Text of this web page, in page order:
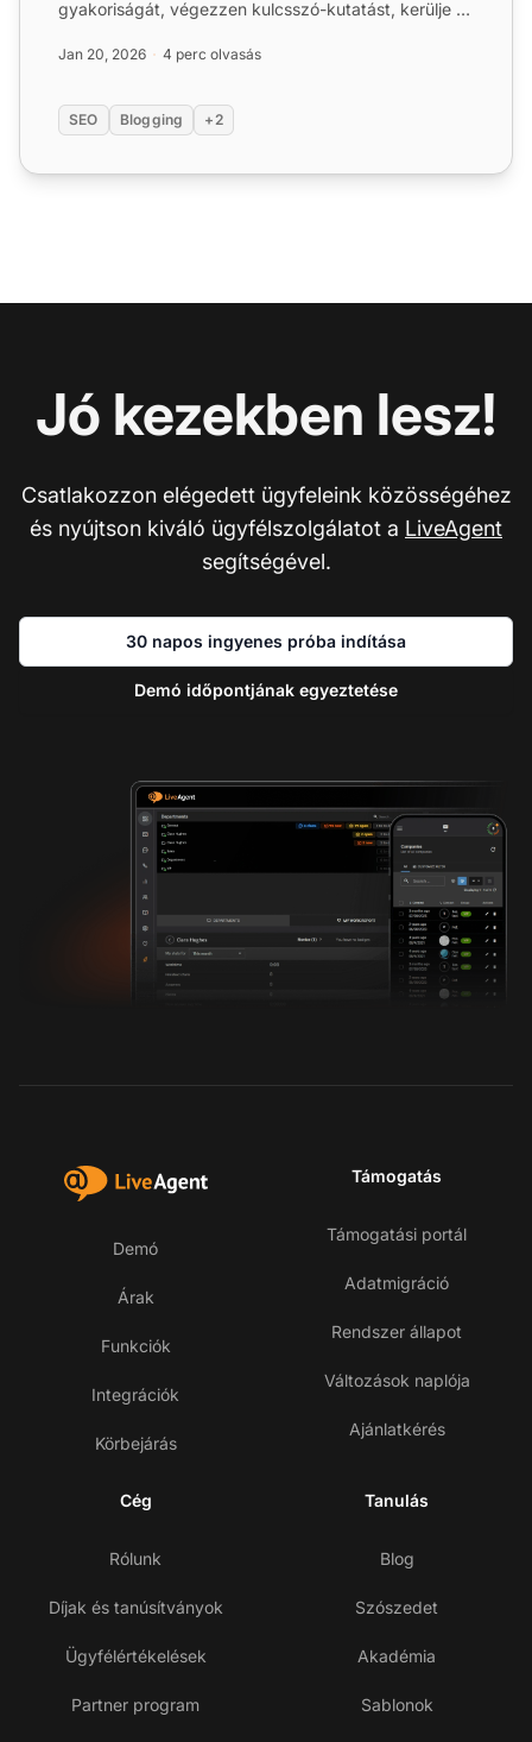
gyakoriságát, végezzen kulcsszó-kutatást, kerülje el
Jan 20, 2026 4 perc olvasás
SEO Blogging +2
Jó kezekben lesz!
Csatlakozzon elégedett ügyfeleink közösségéhez
és nyújtson kiváló ügyfélszolgálatot a LiveAgent
segítségével.
30 napos ingyenes próba indítása
Demó időpontjának egyeztetése
Demó
Árak
Funkciók
Integrációk
Körbejárás
Támogatás
Támogatási portál
Adatmigráció
Rendszer állapot
Változások naplója
Ajánlatkérés
Cég
Rólunk
Díjak és tanúsítványok
Ügyfélértékelések
Partner program
Tanulás
Blog
Szószedet
Akadémia
Sablonok